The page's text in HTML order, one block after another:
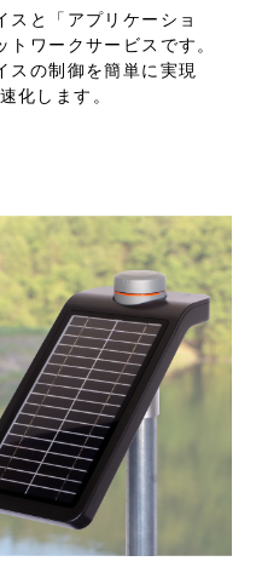
と「アプリケーショ
ワークサービスです。
スの制御を簡単に実現
化します。